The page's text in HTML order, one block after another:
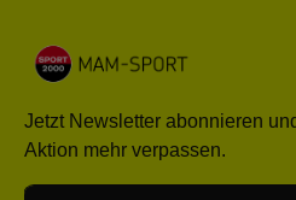
Jetzt Newsletter abonnieren
Aktion mehr verpassen.